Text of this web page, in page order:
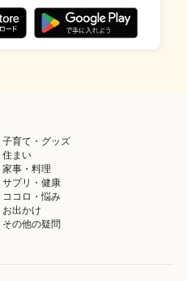
子育て・グッズ
住まい
家事・料理
サプリ・健康
ココロ・悩み
お出かけ
その他の疑問